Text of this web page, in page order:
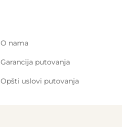
O nama
Garancija putovanja
Opšti uslovi putovanja